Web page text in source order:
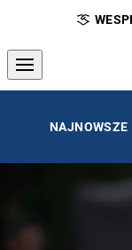
NAJNOWSZE